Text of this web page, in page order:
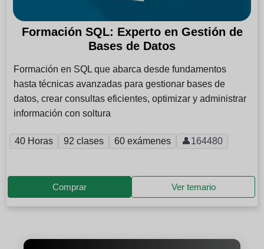
Formación SQL: Experto en Gestión de
Bases de Datos
Formación en SQL que abarca desde fundamentos
hasta técnicas avanzadas para gestionar bases de
datos, crear consultas eficientes, optimizar y administrar
información con soltura
40 Horas 92 clases 60 exámenes 👤164480
Comprar Ver temario